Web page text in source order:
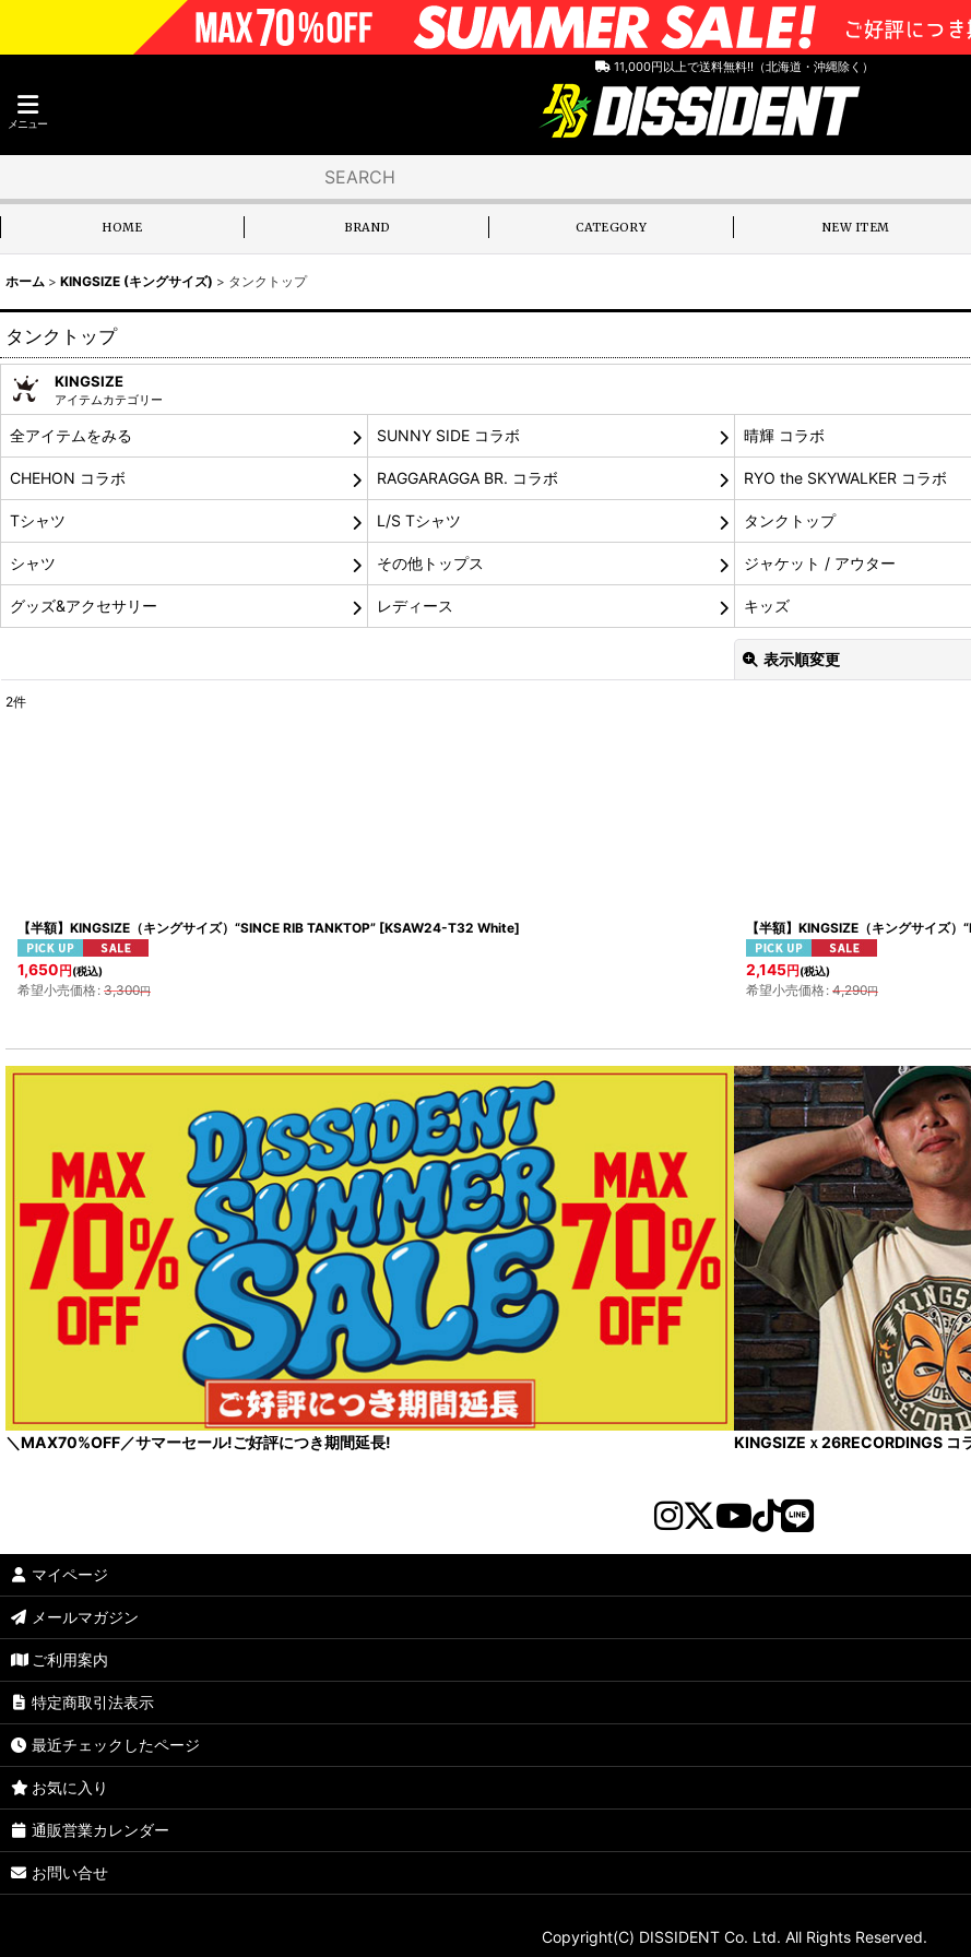
11,000円以上で送料無料!!（北海道・沖縄除く）
メニュー
HOME BRAND CATEGORY NEW ITEM
ホーム > KINGSIZE (キングサイズ) > タンクトップ
タンクトップ
KINGSIZE
アイテムカテゴリー
全アイテムをみる SUNNY SIDE コラボ 晴輝 コラボ
CHEHON コラボ RAGGARAGGA BR. コラボ RYO the SKYWALKER コラボ
Tシャツ L/S Tシャツ タンクトップ
シャツ その他トップス ジャケット / アウター
グッズ&アクセサリー レディース キッズ
表示順変更
2件
【半額】KINGSIZE（キングサイズ）“SINCE RIB TANKTOP” [KSAW24-T32 White]
1,650 円 (税込)
希望小売価格: 3,300円
【半額】KINGSIZE（キングサイズ）
2,145円 (税込)
希望小売価格: 4,290円
＼MAX70%OFF／サマーセール!ご好評につき期間延長! KINGSIZEｘ26RECORDINGS コ
マイページ
メールマガジン
ご利用案内
特定商取引法表示
最近チェックしたページ
お気に入り
通販営業カレンダー
お問い合せ
Copyright(C) DISSIDENT Co. Ltd. All Rights Reserved.